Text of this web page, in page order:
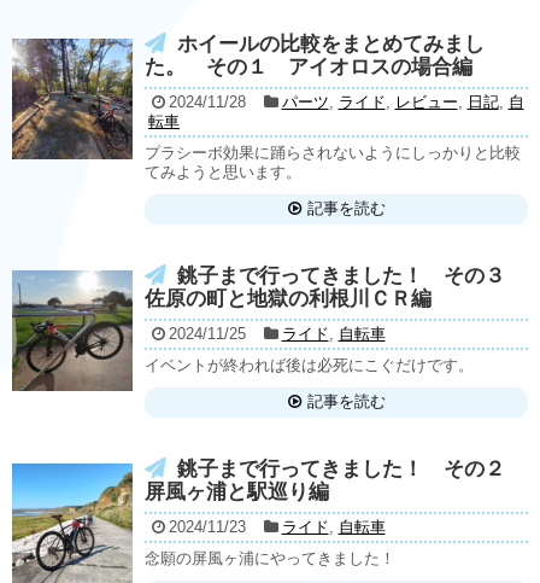
ホイールの比較をまとめてみまし
た。 その１ アイオロスの場合編
2024/11/28 パーツ ライド レビュー 日記, 自
転車
プラシーボ効果に踊らされないようにしっかりと比較
てみようと思います。
記事を読む
銚子まで行ってきました！ その３
佐原の町と地獄の利根川ＣＲ編
2024/11/25 ライド
自転車
イベントが終われば後は必死にこぐだけです。
記事を読む
銚子まで行ってきました！ その２
屏風ヶ浦と駅巡り編
2024/11/23 ライド
自転車
念願の屏風ヶ浦にやってきました！